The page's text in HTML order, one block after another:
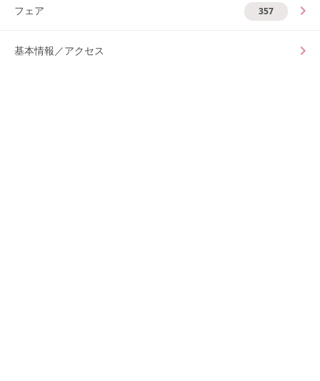
フェア 357
基本情報／アクセス